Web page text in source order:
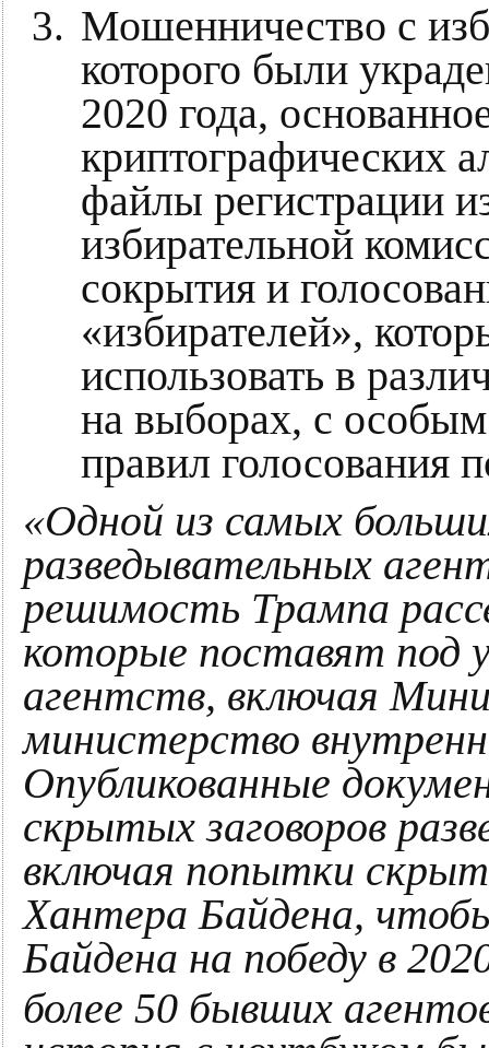
Мошенничество с
которого были
2020 года,
криптографических
файлы регистрации
избирательной
сокрытия и
«избирателей»,
использовать в
на выборах, с
правил голосования
«Одной из самых
разведывательных
решимость Трампа
которые поставят под
агентств, включая
министерство
Опубликованные
скрытых заговоров
включая попытки
Хантера Байдена,
Байдена на победу в
более 50 бывших